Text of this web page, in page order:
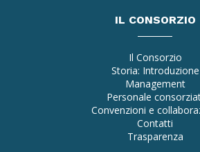
IL CONSORZIO
Il Consorzio
Storia: Introduzione
Management
Personale
Convenzioni e
Contatti
Trasparenza